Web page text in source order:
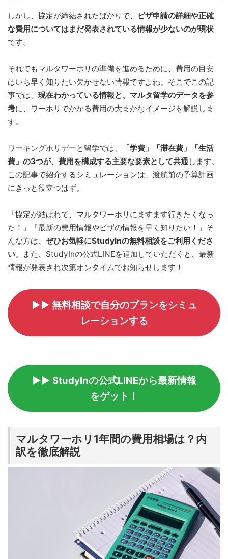
しかし、協定が締結されたばかりで、
ビザ申請の詳細や正確
な費用についてはまだ発表されている情報が少ないのが現状
です。
それでもマルタワーホリの準備を進めるために、費用の目安
はいち早く知りたい欠かせない情報ですよね。そこでこの記
事では、 現在わかっている情報と、マルタ留学のデータを参
考に、ワーホリでかかる費用の大まかなイメージを解説しま
す。
ワーキングホリデーと留学では、
「学費」「滞在費」「生活
費」の3つが、費用を構成する主要な要素として共通します。
この記事で紹介するシミュレーションは、渡航前の予算計画
にきっと役立つはず。
「協定が結ばれて、マルタワーホリにますます行きたくなっ
た！」「最新の費用情報やビザの情報を早く知りたい！」そ
んな方は、 ぜひお気軽にStudyInの無料相談をご利用くださ
い。また、StudyInの公式LINEを追加していただくと、最新
情報が発表され次第オンタイムでお知らせします！
▶▶ 無料相談で自分のプランをシミュ
レーションする
▶▶ StudyInの公式LINEから最新情報
をゲット！
マルタワーホリ1年間の費用相場は？内
訳を徹底解説